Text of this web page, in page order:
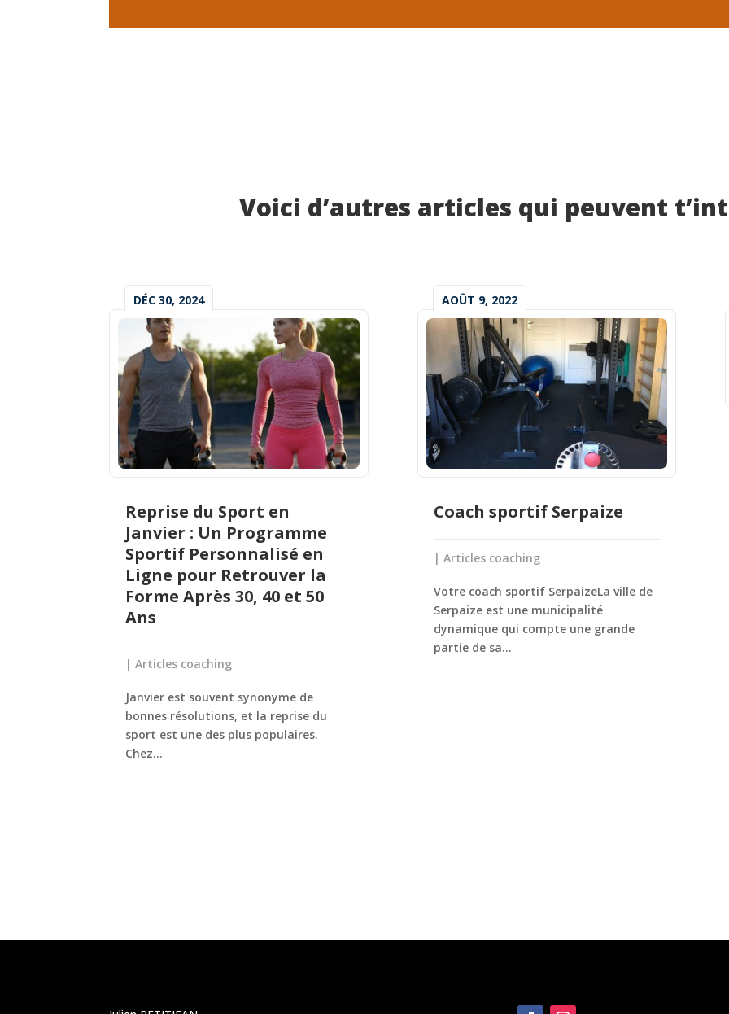
Voici d’autres articles qui peuvent
Reprise du Sport en
Janvier : Un Programme
Sportif Personnalisé en
Ligne pour Retrouver la
Forme Après 30, 40 et 50
Ans
DÉC 30, 2024
|Articles coaching
Janvier est souvent synonyme de
bonnes résolutions, et la reprise du
sport est une des plus populaires.
Chez...
Coach sportif Serpaize
AOÛT 9, 2022
| Articles coaching
Votre coach sportif SerpaizeLa ville de
Serpaize est une municipalité
dynamique qui compte une grande
partie de sa...